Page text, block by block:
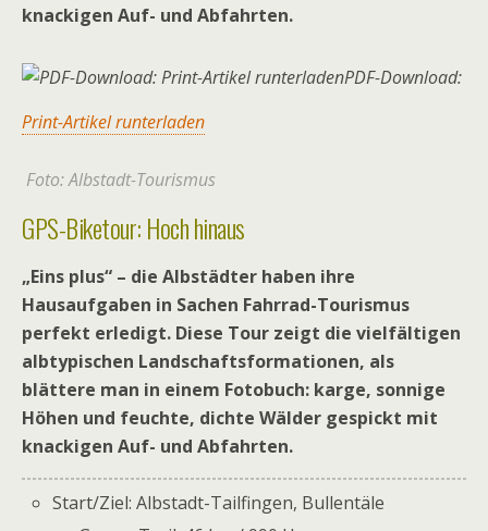
knackigen Auf- und Abfahrten.
PDF-Download:
Print-Artikel runterladen
Foto: Albstadt-Tourismus
GPS-Biketour: Hoch hinaus
„Eins plus“ – die Albstädter haben ihre
Hausaufgaben in Sachen Fahrrad-Tourismus
perfekt erledigt. Diese Tour zeigt die vielfältigen
albtypischen Landschaftsformationen, als
blättere man in einem Fotobuch: karge, sonnige
Höhen und feuchte, dichte Wälder gespickt mit
knackigen Auf- und Abfahrten.
Start/Ziel: Albstadt-Tailfingen, Bullentäle